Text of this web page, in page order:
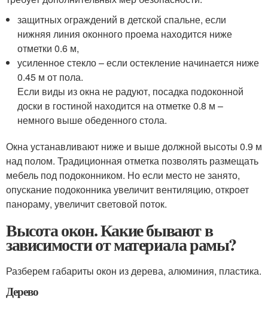
защитных ограждений в детской спальне, если
нижняя линия оконного проема находится ниже
отметки 0.6 м,
усиленное стекло – если остекление начинается ниже
0.45 м от пола.
Если виды из окна не радуют, посадка подоконной
доски в гостиной находится на отметке 0.8 м –
немного выше обеденного стола.
Окна устанавливают ниже и выше должной высоты 0.9 м
над полом. Традиционная отметка позволять размещать
мебель под подоконником. Но если место не занято,
опускание подоконника увеличит вентиляцию, откроет
панораму, увеличит световой поток.
Высота окон. Какие бывают в
зависимости от материала рамы?
Разберем габариты окон из дерева, алюминия, пластика.
Дерево